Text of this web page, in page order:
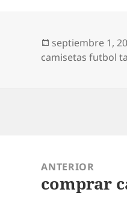
Publicado
el
septiembre 1,
camisetas futbol
entradas
ANTERIOR
Entrada
comprar